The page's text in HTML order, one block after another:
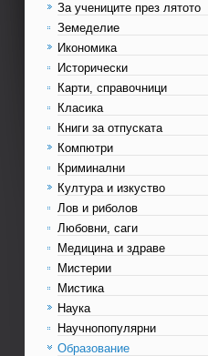
За учениците през лятото
Земеделие
Икономика
Исторически
Карти, справочници
Класика
Книги за отпуската
Компютри
Криминални
Култура и изкуство
Лов и риболов
Любовни, саги
Медицина и здраве
Мистерии
Мистика
Наука
Научнопопулярни
Образование